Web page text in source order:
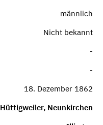
männlich
Nicht bekannt
-
-
18. Dezember 1862
Hüttigweiler, Neunkirchen